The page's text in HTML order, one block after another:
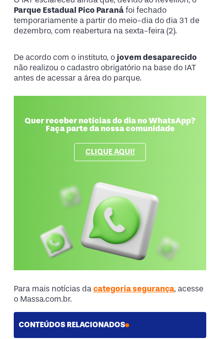
Parque Estadual Pico Paraná foi fechado
temporariamente a partir do meio-dia do dia 31 de
dezembro, com reabertura na sexta-feira (2).
De acordo com o instituto, o jovem desaparecido
não realizou o cadastro obrigatório na base do IAT
antes de acessar a área do parque.
Quer receber notícias do dia no WhatsApp?
Faça parte da nossa comunidade
CLIQUE AQUI!
Para mais notícias da categoria segurança, acesse
o Massa.com.br.
CONTEÚDOS RELACIONADOS